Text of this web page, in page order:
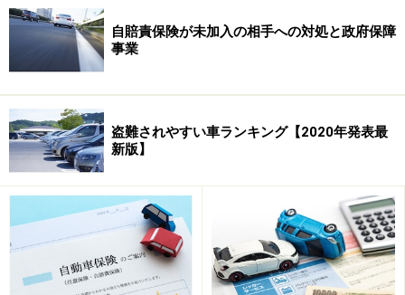
自賠責保険が未加入の相手への対処と政府保障
事業
盗難されやすい車ランキング【2020年発表最
新版】